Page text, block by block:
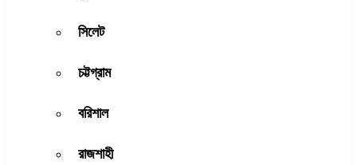
সিলেট
চট্টগ্রাম
বরিশাল
রাজশাহী